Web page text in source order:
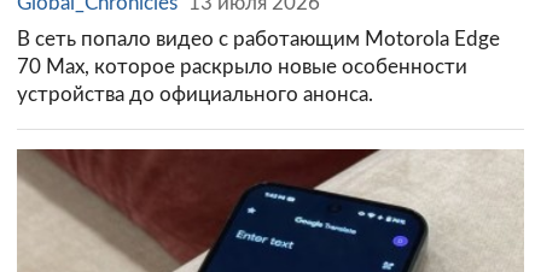
В сеть попало видео с работающим Motorola Edge
70 Max, которое раскрыло новые особенности
устройства до официального анонса.